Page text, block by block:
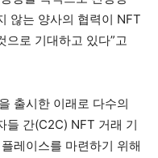
않는 양사의 협력이 NFT
으로 기대하고 있다”고
출시한 이래로 다수의
들 간(C2C) NFT 거래 기
레이스를 마련하기 위해